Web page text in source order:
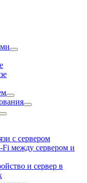
с сервером
Fi между сервером и
и сервер в